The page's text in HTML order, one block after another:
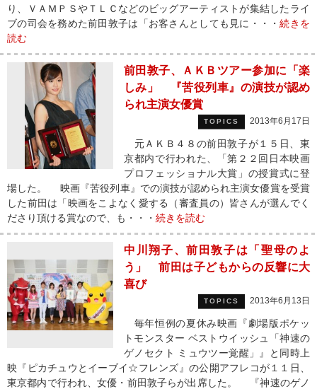
り、ＶＡＭＰＳやＴＬＣなどのビッグアーティストが集結したライ
ブの司会を務めた前田敦子は「お客さんとしても見に・・・続きを
読む
前田敦子、ＡＫＢツアー参加に「楽
しみ」 『苦役列車』の演技が認め
られ主演女優賞
TOPICS 2013年6月17日
元ＡＫＢ４８の前田敦子が１５日、東
京都内で行われた、「第２２回日本映画
プロフェッショナル大賞」の授賞式に登
場した。 映画『苦役列車』での演技が認められ主演女優賞を受賞
した前田は「映画をこよなく愛する（審査員の）皆さんが選んでく
ださり頂ける賞なので、も・・・ 続きを読む
中川翔子、前田敦子は「聖母のよ
う」 前田は子どもからの反響に大
喜び
TOPICS 2013年6月13日
毎年恒例の夏休み映画『劇場版ポケッ
トモンスター ベストウイッシュ「神速の
ゲノセクト ミュウツー覚醒」』と同時上
映『ピカチュウとイーブイ☆フレンズ』の公開アフレコが１１日、
東京都内で行われ、女優・前田敦子らが出席した。 『神速のゲノ